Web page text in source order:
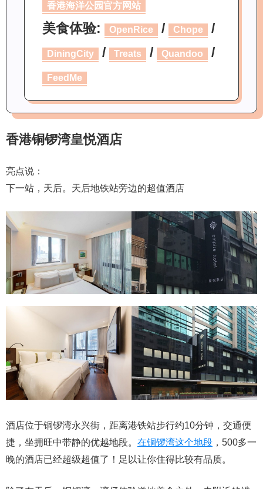
香港海洋公园官方网站
美食体验: OpenRice / Chope /
DiningCity / Treats / Quandoo /
FeedMe
香港铜锣湾皇悦酒店
亮点说：
下一站，天后。天后地铁站旁边的超值酒店
酒店位于铜锣湾永兴街，距离港铁站步行约10分钟，交通便
捷，坐拥旺中带静的优越地段。 在铜锣湾这个地段 ，500多一
晚的酒店已经超级超值了！足以让你住得比较有品质。